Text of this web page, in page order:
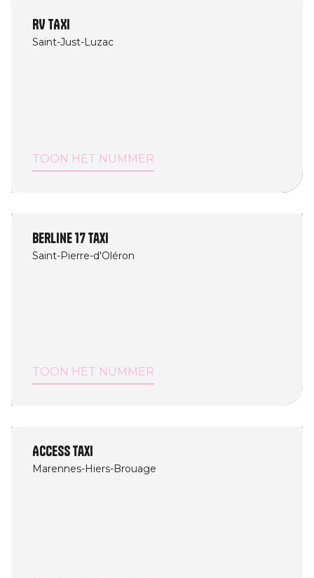
RV TAXI
Saint-Just-Luzac
TOON HET NUMMER
Berline 17 Taxi
Saint-Pierre-d'Oléron
TOON HET NUMMER
Access Taxi
Marennes-Hiers-Brouage